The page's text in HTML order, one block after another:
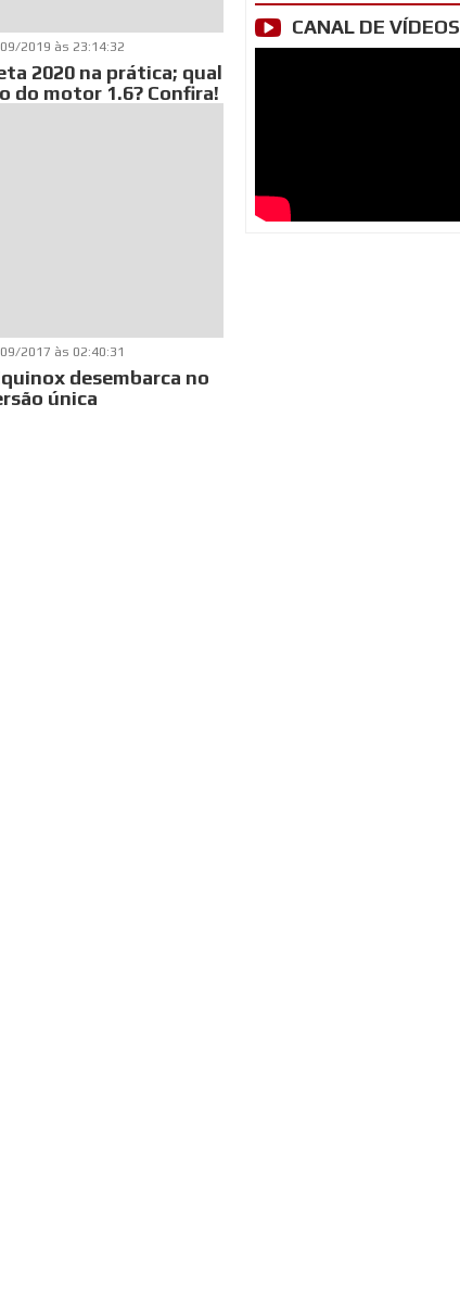
2019 às 23:14:32
2020 na prática; qual
do motor 1.6? Confira!
2017 às 02:40:31
desembarca no
única
CANAL DE VÍDEOS